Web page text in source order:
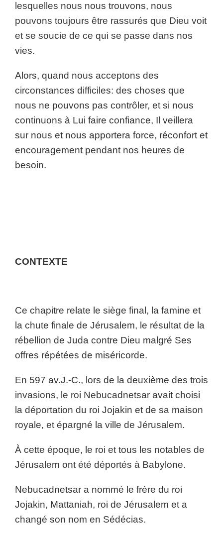
lesquelles nous nous trouvons, nous
pouvons toujours être rassurés que Dieu voit
et se soucie de ce qui se passe dans nos
vies.
Alors, quand nous acceptons des
circonstances difficiles: des choses que
nous ne pouvons pas contrôler, et si nous
continuons à Lui faire confiance, Il veillera
sur nous et nous apportera force, réconfort et
encouragement pendant nos heures de
besoin.
CONTEXTE
Ce chapitre relate le siège final, la famine et
la chute finale de Jérusalem, le résultat de la
rébellion de Juda contre Dieu malgré Ses
offres répétées de miséricorde.
En 597 av.J.-C., lors de la deuxième des trois
invasions, le roi Nebucadnetsar avait choisi
la déportation du roi Jojakin et de sa maison
royale, et épargné la ville de Jérusalem.
À cette époque, le roi et tous les notables de
Jérusalem ont été déportés à Babylone.
Nebucadnetsar a nommé le frère du roi
Jojakin, Mattaniah, roi de Jérusalem et a
changé son nom en Sédécias.